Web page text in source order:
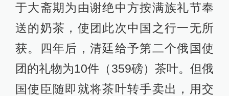
于大斋期为由谢绝中方按满族礼节奉
送的奶茶，使团此次中国之行一无所
获。四年后，清廷给予第二个俄国使
团的礼物为10件（359磅）茶叶。但俄
国使臣随即就将茶叶转手卖出，用交